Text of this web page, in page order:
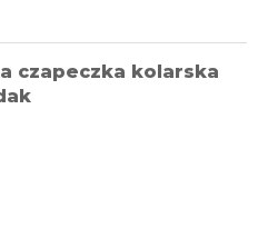
czapeczka kolarska